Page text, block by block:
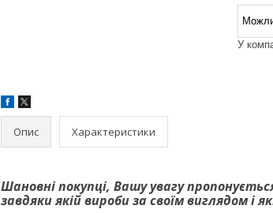
У
Опис Характеристики
Шановні покупці, Вашу увагу
завдяки якій вироби за своїм виглядом